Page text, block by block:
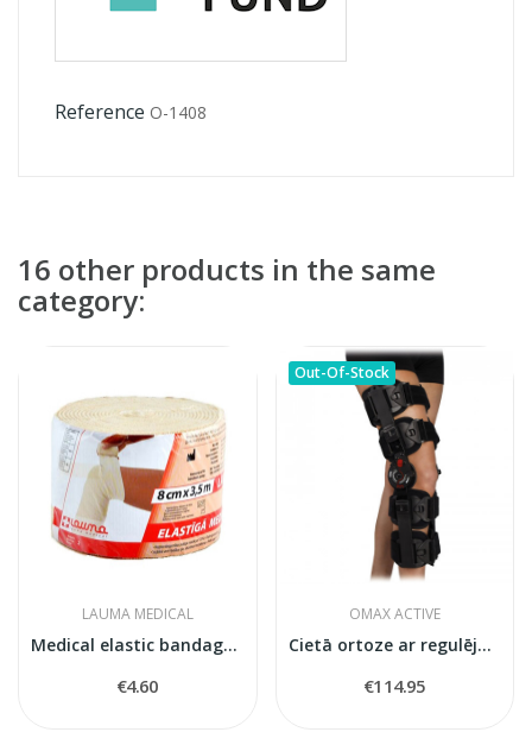
Reference O-1408
16 other products in the same
category:
LAUMA MEDICAL
Medical elastic bandage model 6
€4.60
Out-Of-Stock
OMAX ACTIVE
Cietā ortoze ar regulējamu kustību apjomu ceļa...
€114.95